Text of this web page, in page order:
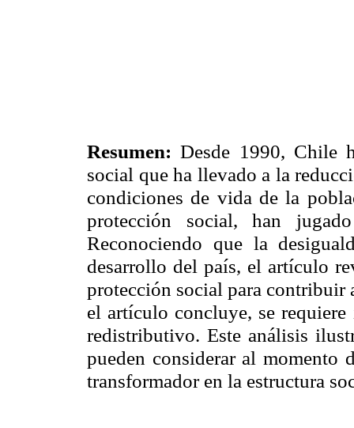
Resumen:Desde 1990, Chile
social que ha llevado a la
condiciones de vida de la
protección social, han
Reconociendo que la
desarrollo del país, el artículo
protección social para contribuir
el artículo concluye, se
redistributivo. Este análisis
pueden considerar al momento
transformador en la estructura